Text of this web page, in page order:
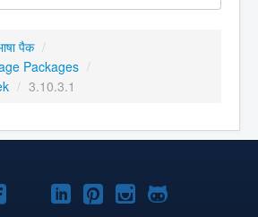
पैक /
Packages /
/ 3.10.3.1
Joomla!Joomla!
Joomla!Joomla!
Joomla!Joomla!